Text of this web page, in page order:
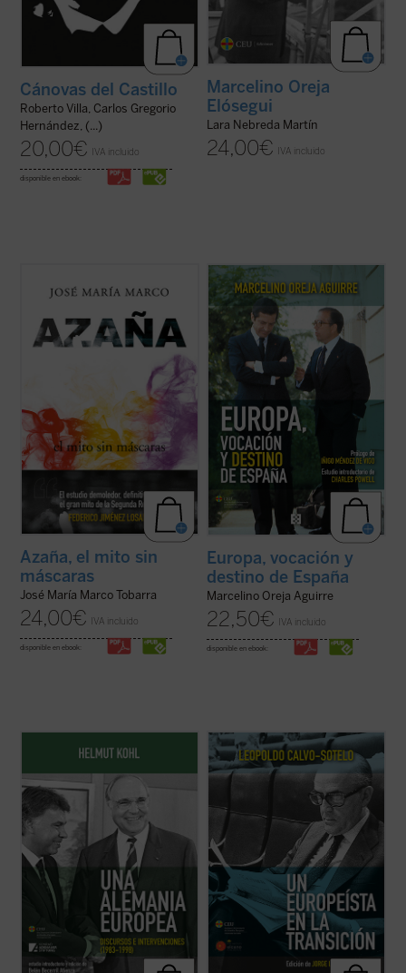
Cánovas del Castillo
Roberto Villa, Carlos Gregorio
Hernández, (...)
20,00€ IVA incluido
disponible en ebook:
Marcelino Oreja
Elósegui
Lara Nebreda Martín
24,00€ IVA incluido
María Marco, autor hace ya treinta años de
una de las más importantes biografías de
Manuel Azaña, ha compuesto este nuevo
ensayo histórico-político sobre el escritor y
político de Alcalá de Henares ... (ver ficha)
Azaña, el mito sin
máscaras
José María Marco Tobarra
24,00€ IVA incluido
disponible en ebook:
El libro recoge una antología,
cuidadosamente seleccionada, de algunos
de los escritos que Marcelino Oreja ha ido
pergeñando a lo largo de su dilatada vida
política sobre el asunto que, en buena
medida, constituye el leitmotiv de toda su ...
(ver ficha)
Europa, vocación y
destino de España
Marcelino Oreja Aguirre
22,50€ IVA incluido
disponible en ebook:
intervenciones más significativas de la vida
«Canciller de la Unidad», como el debate
sobre la instalación de misiles
norteamericanos en suelo alemán, sus
palabras tras ...
El presente volumen recoge una cuidada
selección de los discursos y conferencias
sobre Europa, pronunciados por Leopoldo
primera recopila algunas intervenciones
durante su periodo en la primera línea de ...
(ver ficha)